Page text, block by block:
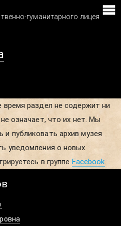
гуманитарного лицея
раздел не содержит ни
означает, что их нет. Мы
публиковать архив музея
уведомления о новых
в группе Facebook